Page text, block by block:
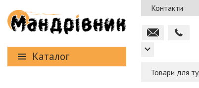
Каталог
Контакти
Товари для